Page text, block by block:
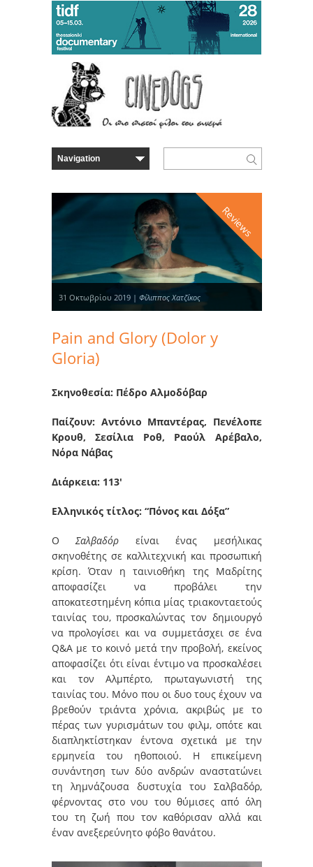
Reviews
31 Οκτωβρίου 2019 | Φίλιππος Χατζίκος
Pain and Glory (Dolor y
Gloria)
Σκηνοθεσία: Πέδρο Αλμοδόβαρ
Παίζουν: Αντόνιο Μπαντέρας, Πενέλοπε
Κρουθ, Σεσίλια Ροθ, Ραούλ Αρέβαλο,
Νόρα Νάβας
Διάρκεια: 113′
Ελληνικός τίτλος: “Πόνος και Δόξα”
ΟΣαλβαδόρ είναι ένας μεσήλικας
σκηνοθέτης σε καλλιτεχνική και προσωπική
κρίση. Όταν η ταινιοθήκη της Μαδρίτης
αποφασίζει να προβάλει την
αποκατεστημένη κόπια μίας τριακονταετούς
ταινίας του, προσκαλώντας τον δημιουργό
να προλογίσει και να συμμετάσχει σε ένα
Q&A με το κοινό μετά την προβολή, εκείνος
αποφασίζει ότι είναι έντιμο να προσκαλέσει
και τον Αλμπέρτο, πρωταγωνιστή της
ταινίας του. Μόνο που οι δυο τους έχουν να
βρεθούν τριάντα χρόνια, ακριβώς με το
πέρας των γυρισμάτων του φιλμ, οπότε και
διαπληκτίστηκαν έντονα σχετικά με την
ερμηνεία του ηθοποιού. Η επικείμενη
συνάντηση των δύο ανδρών αναστατώνει
τη λημνάζουσα δυστυχία του Σαλβαδόρ,
φέρνοντας στο νου του θύμισες από όλη
του τη ζωή που τον καθόρισαν αλλά και
έναν ανεξερεύνητο φόβο θανάτου.